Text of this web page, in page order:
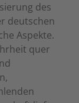
des
deutschen
Aspekte.
quer